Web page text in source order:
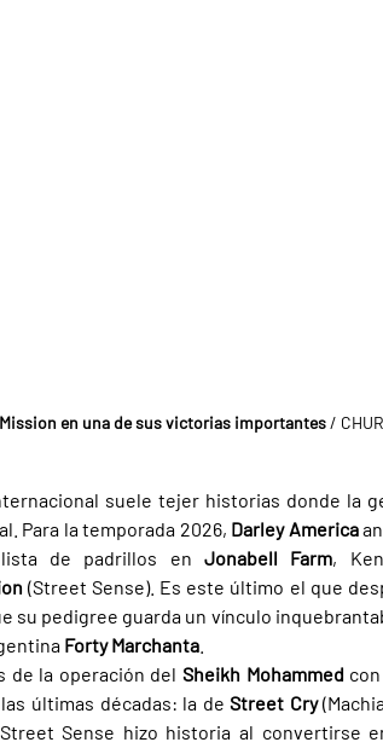
en una de sus victorias importantes /
suele tejer historias donde la
Para la temporada 2026, Darley America
de padrillos en Jonabell Farm,
(Street Sense). Es este último el que
su pedigree guarda un vínculo
Forty Marchanta
de la operación del Sheikh Mohammed
últimas décadas: la de Street Cry